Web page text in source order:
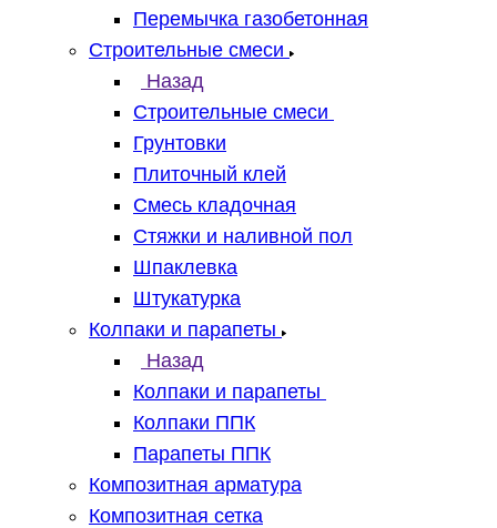
Перемычка газобетонная
Строительные смеси
Назад
Строительные смеси
Грунтовки
Плиточный клей
Смесь кладочная
Стяжки и наливной пол
Шпаклевка
Штукатурка
Колпаки и парапеты
Назад
Колпаки и парапеты
Колпаки ППК
Парапеты ППК
Композитная арматура
Композитная сетка